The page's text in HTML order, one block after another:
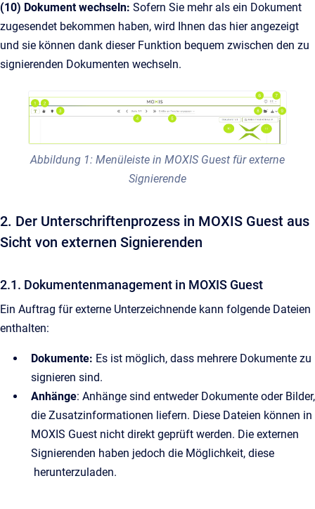
(10) Dokument wechseln: Sofern Sie mehr als ein Dokument
zugesendet bekommen haben, wird Ihnen das hier angezeigt
und sie können dank dieser Funktion bequem zwischen den zu
signierenden Dokumenten wechseln.
Abbildung 1: Menüleiste in MOXIS Guest für externe
Signierende
2. Der Unterschriftenprozess in MOXIS Guest aus
Sicht von externen Signierenden
2.1. Dokumentenmanagement in MOXIS Guest
Ein Auftrag für externe Unterzeichnende kann folgende Dateien
enthalten:
Dokumente: Es ist möglich, dass mehrere Dokumente zu
signieren sind.
Anhänge: Anhänge sind entweder Dokumente oder Bilder,
die Zusatzinformationen liefern. Diese Dateien können in
MOXIS Guest nicht direkt geprüft werden. Die externen
Signierenden haben jedoch die Möglichkeit, diese
herunterzuladen.